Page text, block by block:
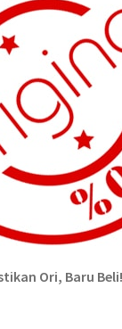
Ori, Baru Beli!